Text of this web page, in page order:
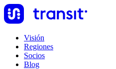
Visión
Regiones
Socios
Blog